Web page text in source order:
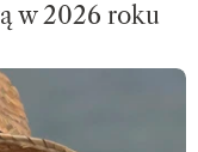
w 2026 roku